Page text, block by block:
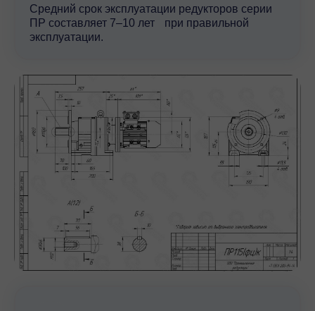
Средний срок эксплуатации редукторов серии
ПР составляет 7–10 лет при правильной
эксплуатации.